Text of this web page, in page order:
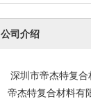
公司介绍
深圳市帝杰特复
帝杰特复合材料有